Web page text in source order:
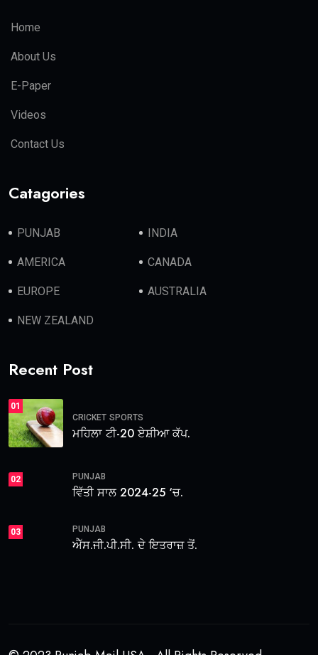
Home
About Us
E-Paper
Videos
Contact Us
Catagories
PUNJAB INDIA
AMERICA CANADA
EUROPE AUSTRALIA
NEW ZEALAND
Recent Post
01
CRICKET SPORTS
ਮਹਿਲਾ ਟੀ-20 ਏਸ਼ੀਆ ਕੱਪ.
02 PUNJAB
ਵਿੱਤੀ ਸਾਲ 2024-25 ‘ਚ.
03 PUNJAB
ਐੱਸ.ਜੀ.ਪੀ.ਸੀ. ਦੇ ਇਤਰਾਜ਼ ਤੋਂ.